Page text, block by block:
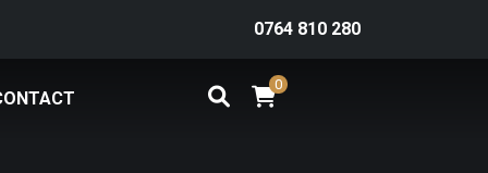
0764 810 280
0